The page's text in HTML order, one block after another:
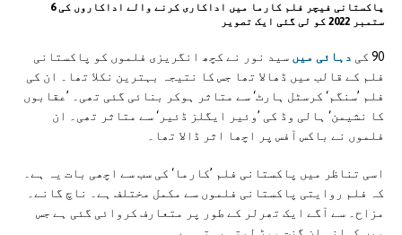
پاکستانی فیچر فلم کارما میں اداکاری کرنے والے اداکاروں کی 6
ستمبر 2022 کو لی گئی ایک تصویر
90 کی دہائی میں سید نور نے کچھ انگریزی فلموں کو پاکستانی
فلم کے قالب میں ڈھالا تھا جس کا نتیجہ بہترین نکلا تھا۔ ان کی
فلم ’سنگم‘ کرسٹل ہارٹ‘ سے متاثر ہوکر بنائی گئی تھی۔ ’عقابوں
کا نشیمن‘ ہالی وڈ کی ’وئیر ایگلز ڈئیر‘ سے متاثر تھی۔ ان
فلموں نے باکس آفس پر اچھا اثر ڈالا تھا۔
اسی تناظر میں پاکستانی فلم ’کارما‘ کی سب سے اچھی بات یہ ہے۔
کہ فلم روایتی پاکستانی فلموں سے مکمل مختلف ہے۔ ناچ گانے۔
مزاح۔ سے آگے ایک تھرلر کے طور پر متعارف کروائی گئی ہے جس